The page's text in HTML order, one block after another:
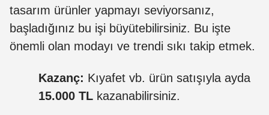
tasarım ürünler yapmayı seviyorsanız,
başladığınız bu işi büyütebilirsiniz. Bu işte
önemli olan modayı ve trendi sıkı takip etmek.
Kazanç: Kıyafet vb. ürün satışıyla ayda
15.000 TL kazanabilirsiniz.